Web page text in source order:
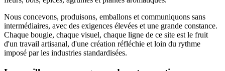
Nous concevons, produisons, emballons et communiquons sans
intermédiaires, avec des exigences élevées et une grande constance.
Chaque bougie, chaque visuel, chaque ligne de ce site est le fruit
d'un travail artisanal, d'une création réfléchie et loin du rythme
imposé par les industries standardisées.